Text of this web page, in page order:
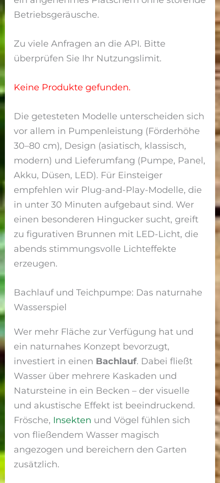
Betriebsgeräusche.
Zu viele Anfragen an die API. Bitte
überprüfen Sie Ihr Nutzungslimit.
Keine Produkte gefunden.
Die getesteten Modelle unterscheiden sich
vor allem in Pumpenleistung (Förderhöhe
30–80 cm), Design (asiatisch, klassisch,
modern) und Lieferumfang (Pumpe, Panel,
Akku, Düsen, LED). Für Einsteiger
empfehlen wir Plug-and-Play-Modelle, die
in unter 30 Minuten aufgebaut sind. Wer
einen besonderen Hingucker sucht, greift
zu figurativen Brunnen mit LED-Licht, die
abends stimmungsvolle Lichteffekte
erzeugen.
Bachlauf und Teichpumpe: Das naturnahe
Wasserspiel
Wer mehr Fläche zur Verfügung hat und
ein naturnahes Konzept bevorzugt,
investiert in einen Bachlauf. Dabei fließt
Wasser über mehrere Kaskaden und
Natursteine in ein Becken – der visuelle
und akustische Effekt ist beeindruckend.
Frösche, Insekten und Vögel fühlen sich
von fließendem Wasser magisch
angezogen und bereichern den Garten
zusätzlich.